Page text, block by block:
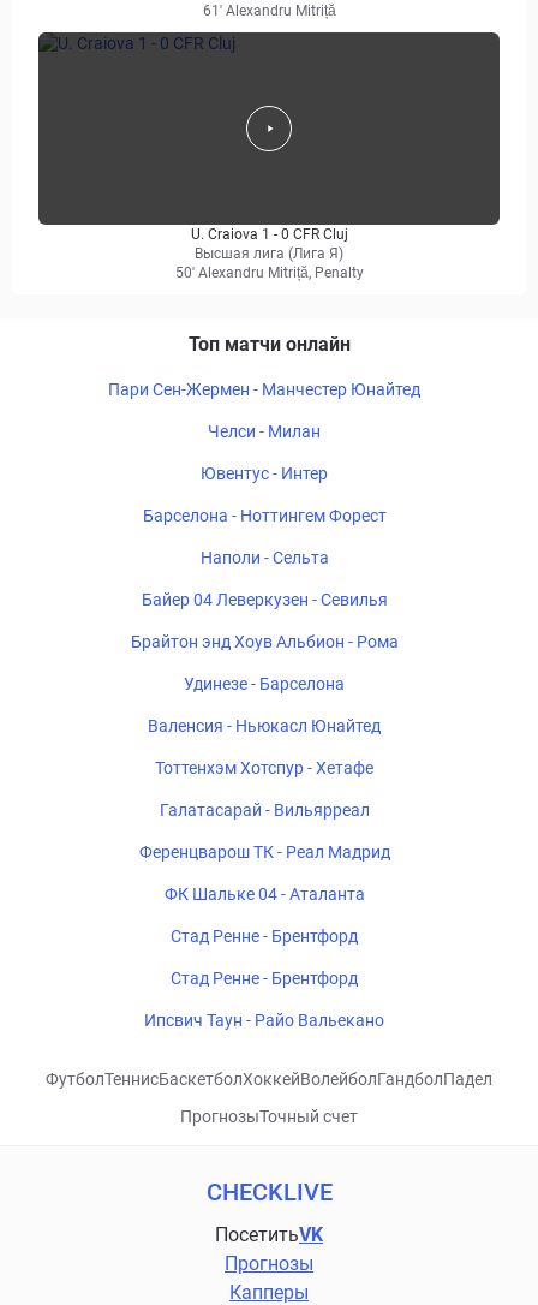
61' Alexandru Mitriță
U. Craiova 1 - 0 CFR Cluj
Высшая лига (Лига Я)
50' Alexandru Mitriță, Penalty
Топ матчи онлайн
Пари Сен-Жермен - Манчестер Юнайтед
Челси - Милан
Ювентус - Интер
Барселона - Ноттингем Форест
Наполи - Сельта
Байер 04 Леверкузен - Севилья
Брайтон энд Хоув Альбион - Рома
Удинезе - Барселона
Валенсия - Ньюкасл Юнайтед
Тоттенхэм Хотспур - Хетафе
Галатасарай - Вильярреал
Ференцварош ТК - Реал Мадрид
ФК Шальке 04 - Аталанта
Стад Ренне - Брентфорд
Стад Ренне - Брентфорд
Ипсвич Таун - Райо Вальекано
ФутболТеннисБаскетболХоккейВолейболГандболПадел
ПрогнозыТочный счет
CHECKLIVE
ПосетитьVK
Прогнозы
Капперы